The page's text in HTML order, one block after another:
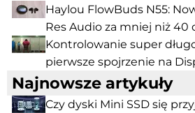
Haylou FlowBuds N55:
Res Audio za mniej niż 40
Kontrolowanie super
pierwsze spojrzenie na
Najnowsze artykuły
Czy dyski Mini SSD się